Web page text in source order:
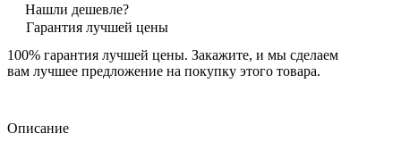
Нашли дешевле?
Гарантия лучшей цены
100% гарантия лучшей цены. Закажите, и мы сделаем
вам лучшее предложение на покупку этого товара.
Описание